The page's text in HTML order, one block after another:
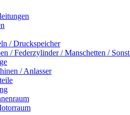
/ Druckspeicher
/ Federzylinder / Manschetten /
/ Anlasser